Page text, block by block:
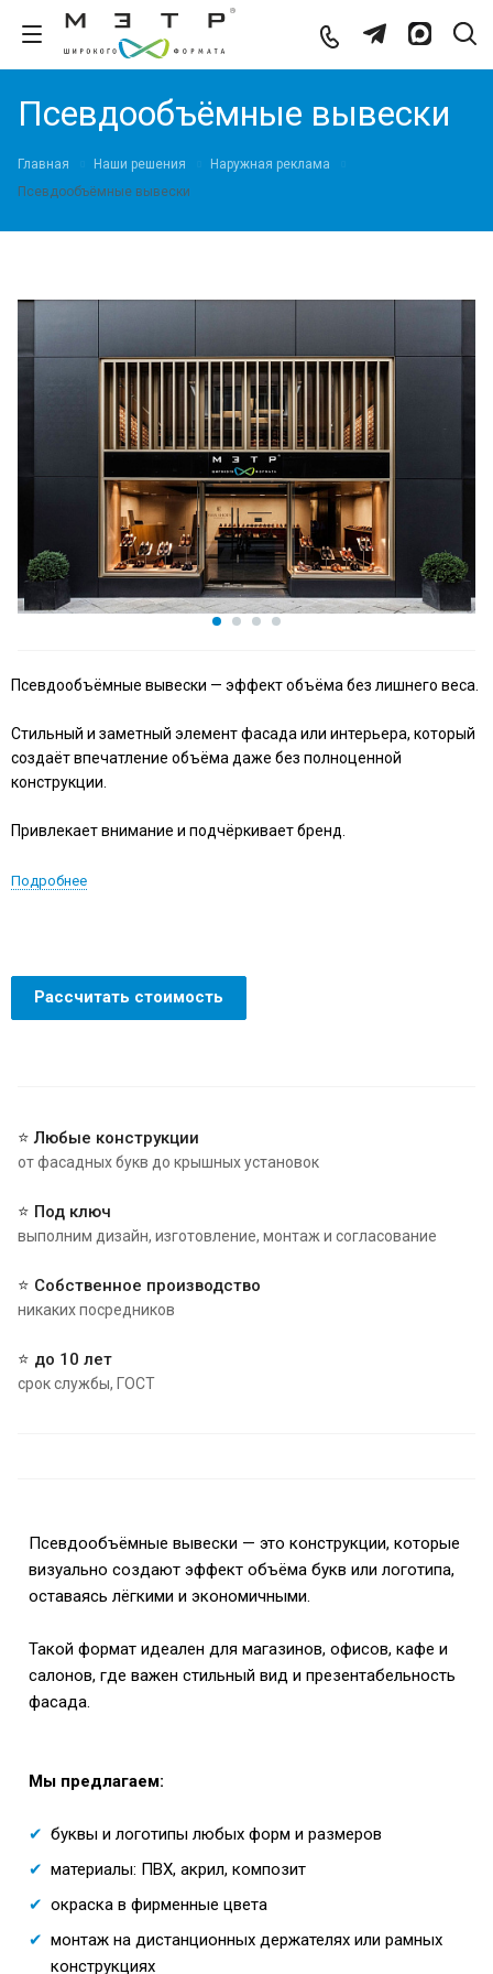
Псевдообъёмные вывески
Главная Наши решения
Наружная реклама
Псевдообъёмные вывески
Псевдообъёмные вывески — эффект объёма без лишнего веса.
Стильный и заметный элемент фасада или интерьера, который
создаёт впечатление объёма даже без полноценной
конструкции.
Привлекает внимание и подчёркивает бренд.
Подробнее
Рассчитать стоимость
⭐ Любые конструкции
от фасадных букв до крышных установок
⭐ Под ключ
выполним дизайн, изготовление, монтаж и согласование
⭐ Собственное производство
никаких посредников
⭐ до 10 лет
срок службы, ГОСТ
Псевдообъёмные вывески — это конструкции, которые
визуально создают эффект объёма букв или логотипа,
оставаясь лёгкими и экономичными.
Такой формат идеален для магазинов, офисов, кафе и
салонов, где важен стильный вид и презентабельность
фасада.
Мы предлагаем:
буквы и логотипы любых форм и размеров
материалы: ПВХ, акрил, композит
окраска в фирменные цвета
монтаж на дистанционных держателях или рамных
конструкциях